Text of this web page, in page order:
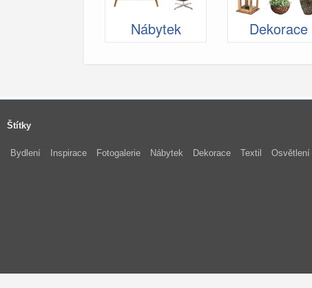
Nábytek Dekorace
Štítky
Bydlení Inspirace Fotogalerie Nábytek Dekorace Textil Osvětlení